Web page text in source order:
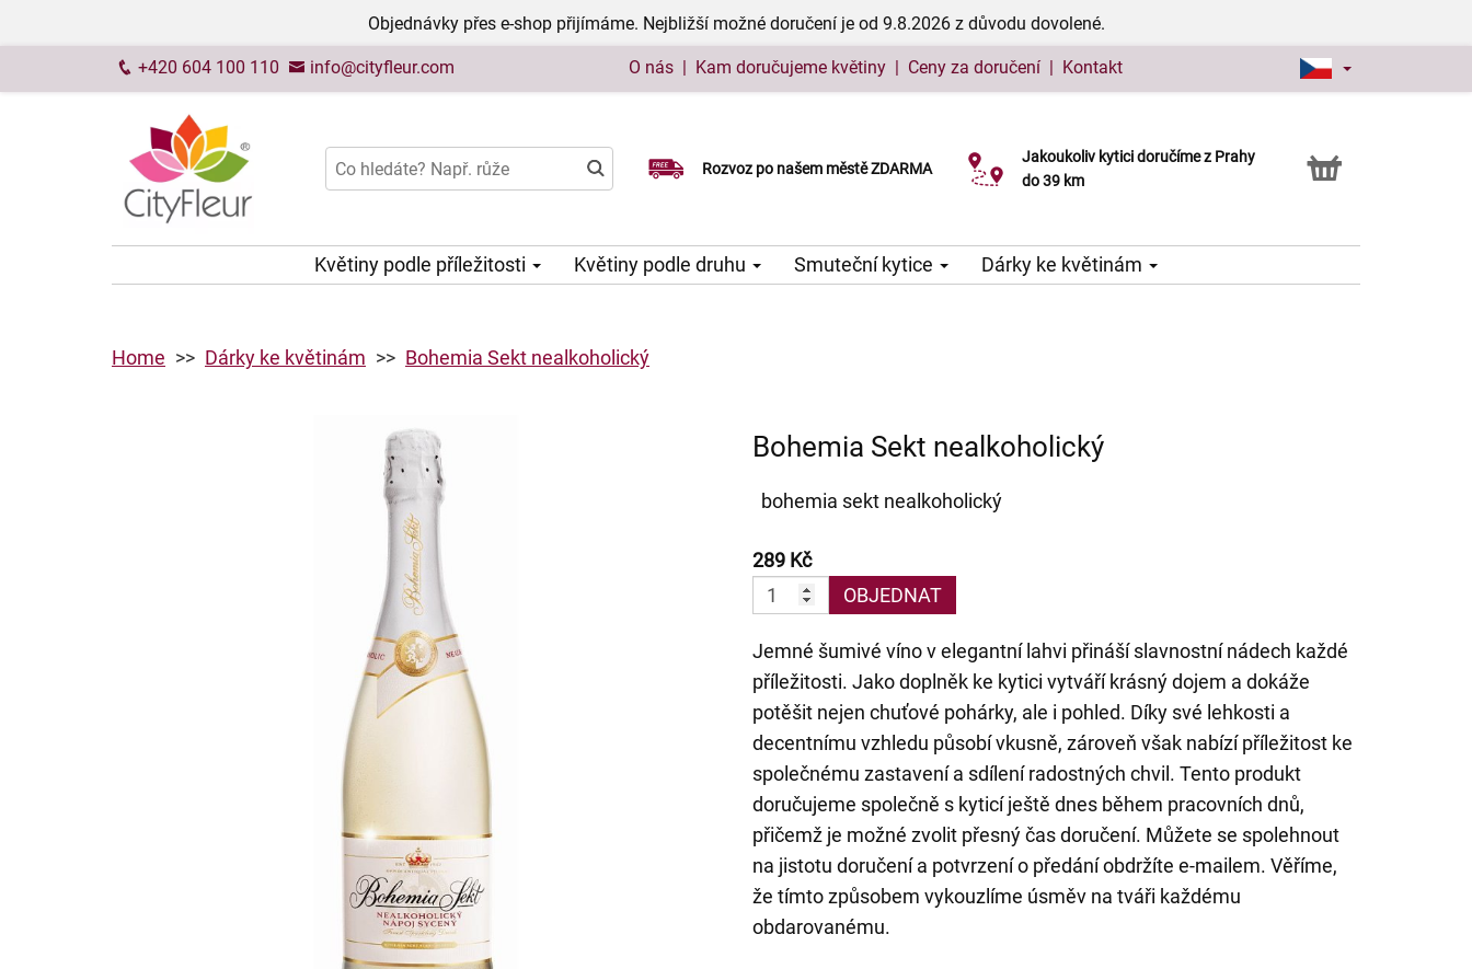
Objednávky přes e-shop přijímáme. Nejbližší možné doručení je od 9.8.2026 z důvodu dovolené.
+420 604 100 110 info@cityfleur.com O nás | Kam doručujeme květiny | Ceny za doručení | Kontakt
Rozvoz po našem městě ZDARMA
Možný výběr času a dne doručení
Jakoukoliv kytici doručíme z Prahy
do 39 km
Možnost vyzvednout v naší květince
Květiny podle příležitosti Květiny podle druhu Smuteční kytice Dárky ke květinám
Home Dárky ke květinám Bohemia Sekt nealkoholický
Bohemia Sekt nealkoholický
bohemia sekt nealkoholický
289 Kč
OBJEDNAT
Jemné šumivé víno v elegantní lahvi přináší slavnostní nádech každé
příležitosti. Jako doplněk ke kytici vytváří krásný dojem a dokáže
potěšit nejen chuťové pohárky, ale i pohled. Díky své lehkosti a
decentnímu vzhledu působí vkusně, zároveň však nabízí příležitost ke
společnému zastavení a sdílení radostných chvil. Tento produkt
doručujeme společně s kyticí ještě dnes během pracovních dnů,
přičemž je možné zvolit přesný čas doručení. Můžete se spolehnout
na jistotu doručení a potvrzení o předání obdržíte e-mailem. Věříme,
že tímto způsobem vykouzlíme úsměv na tváři každému
obdarovanému.